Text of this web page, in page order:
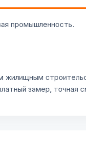
промышленность.
замер, точная